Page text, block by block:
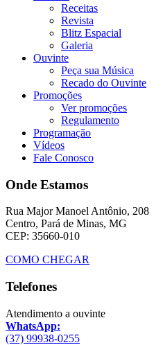
Receitas
Revista
Blitz Espacial
Galeria
Ouvinte
Peça sua Música
Recado do Ouvinte
Promoções
Ver promoções
Regulamento
Programação
Vídeos
Fale Conosco
Onde Estamos
Rua Major Manoel Antônio, 208
Centro, Pará de Minas, MG
CEP: 35660-010
COMO CHEGAR
Telefones
Atendimento a ouvinte
WhatsApp:
(37) 99938-0255